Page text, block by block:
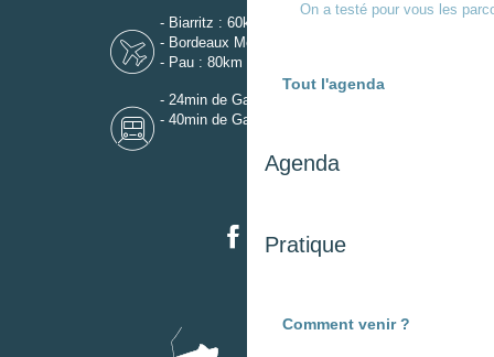
On a testé pour vous les
Tout l'agenda
Agenda
Pratique
Comment venir ?
- Biarritz : 60km
- Bordeaux Mérignac : 110km
- Pau : 80km
- 24min de Gare de Dax
- 40min de Gare de Mont-de-Marsan